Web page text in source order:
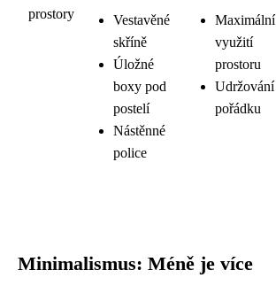
prostory
Vestavěné
skříně
Úložné
boxy pod
postelí
Nástěnné
police
Maximální
využití
prostoru
Udržování
pořádku
Minimalismus: Méně je více